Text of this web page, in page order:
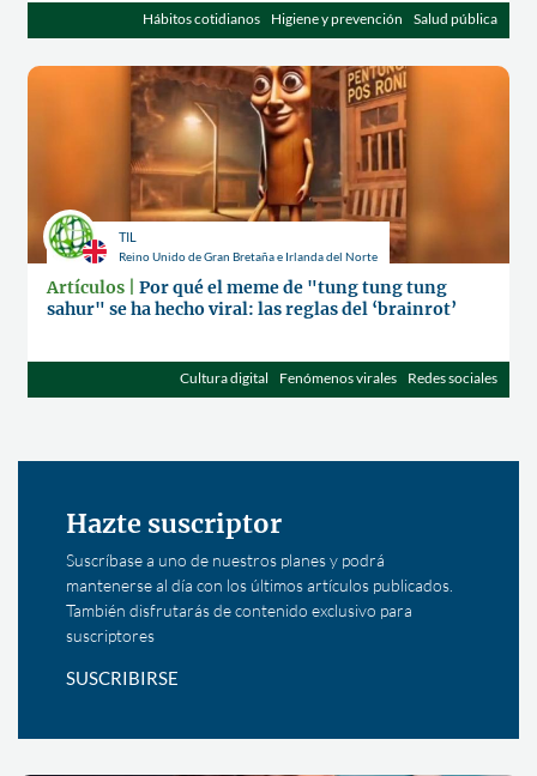
Hábitos cotidianos Higiene y prevención Salud pública
TIL
Reino Unido de Gran Bretaña e Irlanda del Norte
Artículos |Por qué el meme de "tung tung tung
sahur" se ha hecho viral: las reglas del ‘brainrot’
Cultura digital Fenómenos virales Redes sociales
Hazte suscriptor
Suscríbase a uno de nuestros planes y podrá
mantenerse al día con los últimos artículos publicados.
También disfrutarás de contenido exclusivo para
suscriptores
SUSCRIBIRSE